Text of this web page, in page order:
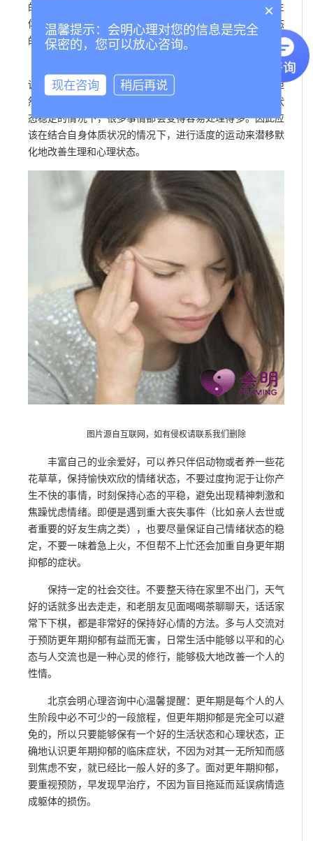
的生理和心理上的改变，这只是每个人都要经历的一段人生
体验，躯体上的不适是短暂性的，总会消失，保持心理状态
的稳定才是正确的做法。
适当的运动能够改善躯体和心理状态，调节内分泌的失
调状态。慢跑、爬山等户外活动能够使人心胸开阔、遇事坦
然，对于自身的情绪调节和心境淡然有很大的帮助。心理状
态稳定的情况下，很多事情都会变得容易处理得多。因此应
该在结合自身体质状况的情况下，进行适度的运动来潜移默
化地改善生理和心理状态。
图片源自互联网，如有侵权请联系我们删除
丰富自己的业余爱好，可以养只伴侣动物或者养一些花
花草草，保持愉快欢欣的情绪状态，不要过度拘泥于让你产
生不快的事情，时刻保持心态的平稳，避免出现精神刺激和
焦躁忧虑情绪。即便是遇到重大丧失事件（比如亲人去世或
者重要的好友生病之类），也要尽量保证自己情绪状态的稳
定，不要一味着急上火，不但帮不上忙还会加重自身更年期
抑郁的症状。
保持一定的社会交往。不要整天待在家里不出门，天气
好的话就多出去走走，和老朋友见面喝喝茶聊聊天，话话家
常下下棋，都是非常好的保持好心情的方法。多与人交流对
于预防更年期抑郁有益而无害，日常生活中能够以平和的心
态与人交流也是一种心灵的修行，能够极大地改善一个人的
性情。
北京会明心理咨询中心温馨提醒：更年期是每个人的人
生阶段中必不可少的一段旅程，但更年期抑郁是完全可以避
免的，所以只要能够保有一个好的生活状态和心理状态，正
确地认识更年期抑郁的临床症状，不因为对其一无所知而感
到焦虑不安，就已经比一般人好的多了。面对更年期抑郁，
要重视预防，早发现早治疗，不因为盲目拖延而延误病情造
成躯体的损伤。
×
温馨提示：会明心理对您的信息是完全
保密的，您可以放心咨询。
现在咨询 稍后再说